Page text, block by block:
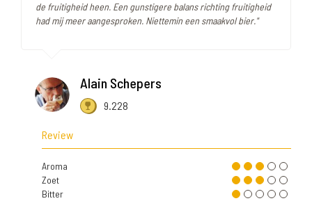
de fruitigheid heen. Een gunstigere balans richting fruitigheid
had mij meer aangesproken. Niettemin een smaakvol bier."
Alain Schepers
9.228
Review
Aroma
Zoet
Bitter